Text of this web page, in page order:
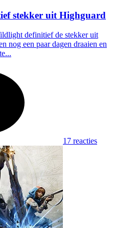
stekker uit Highguard
definitief de stekker uit
nog een paar dagen draaien en
17 reacties